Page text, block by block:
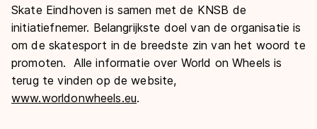
Skate Eindhoven is samen met de KNSB de
initiatiefnemer. Belangrijkste doel van de organisatie is
om de skatesport in de breedste zin van het woord te
promoten. Alle informatie over World on Wheels is
terug te vinden op de website,
www.worldonwheels.eu.